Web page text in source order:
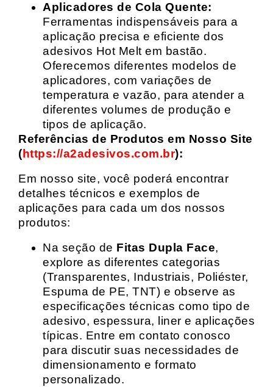
Aplicadores de Cola Quente:
Ferramentas indispensáveis para a
aplicação precisa e eficiente dos
adesivos Hot Melt em bastão.
Oferecemos diferentes modelos de
aplicadores, com variações de
temperatura e vazão, para atender a
diferentes volumes de produção e
tipos de aplicação.
Referências de Produtos em Nosso Site
(https://a2adesivos.com.br):
Em nosso site, você poderá encontrar
detalhes técnicos e exemplos de
aplicações para cada um dos nossos
produtos:
Na seção de Fitas Dupla Face,
explore as diferentes categorias
(Transparentes, Industriais, Poliéster,
Espuma de PE, TNT) e observe as
especificações técnicas como tipo de
adesivo, espessura, liner e aplicações
típicas. Entre em contato conosco
para discutir suas necessidades de
dimensionamento e formato
personalizado.